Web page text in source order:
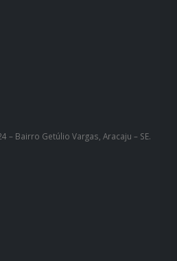
– Bairro Getúlio Vargas, Aracaju – SE.